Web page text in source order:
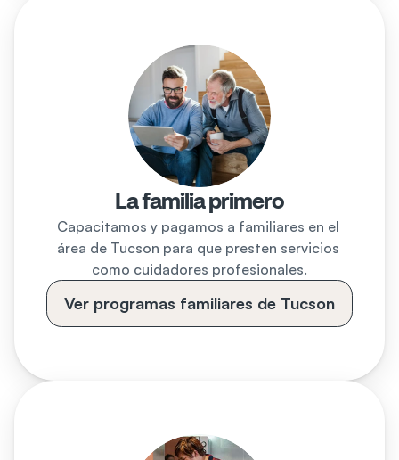
La familia primero
Capacitamos y pagamos a familiares en el
área de Tucson para que presten servicios
como cuidadores profesionales.
Ver programas familiares de Tucson